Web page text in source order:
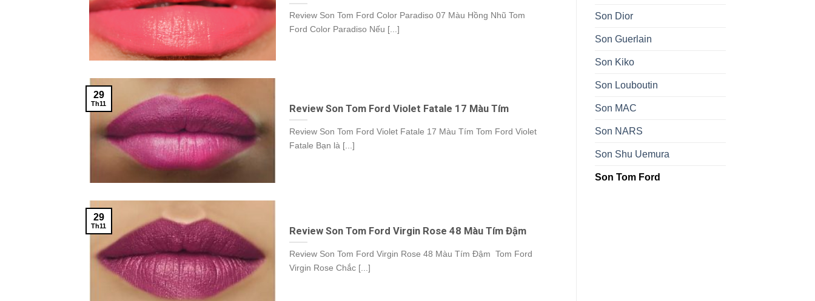
Review Son Tom Ford Color Paradiso 07 Màu Hồng Nhũ Tom
Ford Color Paradiso Nếu [...]
Review Son Tom Ford Violet Fatale 17 Màu Tím
Review Son Tom Ford Violet Fatale 17 Màu Tím Tom Ford Violet
Fatale Bạn là [...]
29
Th11
Review Son Tom Ford Virgin Rose 48 Màu Tím Đậm
Review Son Tom Ford Virgin Rose 48 Màu Tím Đậm Tom Ford
Virgin Rose Chắc [...]
29
Th11
Son Dior
Son Guerlain
Son Kiko
Son Louboutin
Son MAC
Son NARS
Son Shu Uemura
Son Tom Ford